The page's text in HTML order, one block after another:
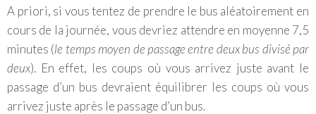
A priori, si vous tentez de prendre le bus aléatoirement en
cours de la journée, vous devriez attendre en moyenne 7,5
minutes (le temps moyen de passage entre deux bus divisé par
deux). En effet, les coups où vous arrivez juste avant le
passage d’un bus devraient équilibrer les coups où vous
arrivez juste après le passage d’un bus.